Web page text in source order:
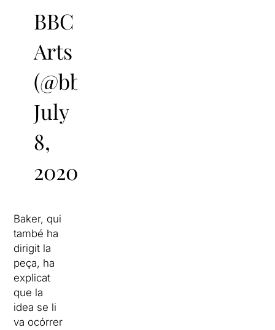
BBC
Arts
(@bbcarts)
July
8,
2020
Baker, qui
també ha
dirigit la
peça, ha
explicat
que la
idea se li
va ocórrer